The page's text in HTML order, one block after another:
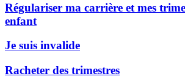
Régulariser ma carrière et mes
enfant
Je suis invalide
Racheter des trimestres